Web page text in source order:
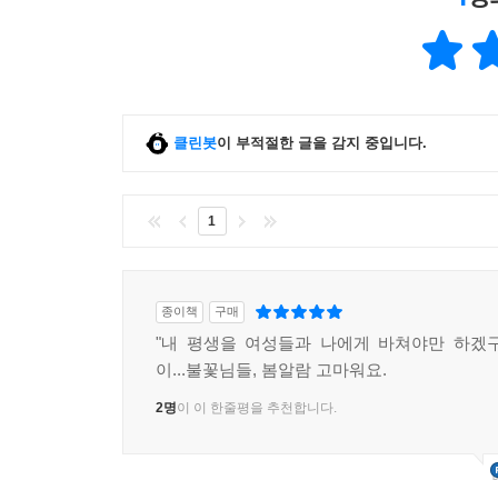
클린봇이 부적절한 글을 감지 중입니다.
1
종이책 구매
"내 평생을 여성들과 나에게 바쳐야만 하겠
이...불꽃님들, 봄알람 고마워요.
2명이 이 한줄평을 추천합니다.